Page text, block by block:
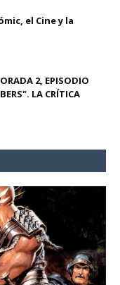
el Cine y la
2, EPISODIO
LA CRÍTICA